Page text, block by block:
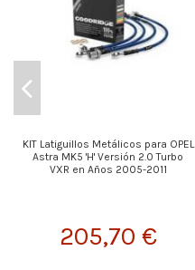
KIT Latiguillos Metálicos para OPEL
Astra MK5 'H' Versión 2.0 Turbo
VXR en Años 2005-2011
205,70 €